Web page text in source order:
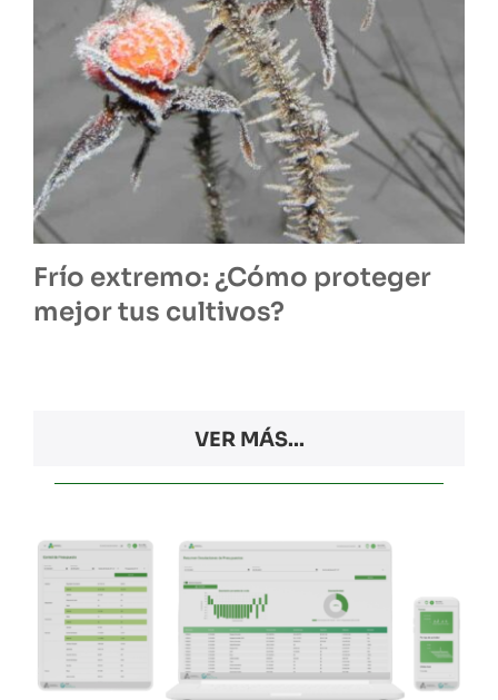
Frío extremo: ¿Cómo proteger
mejor tus cultivos?
VER MÁS...